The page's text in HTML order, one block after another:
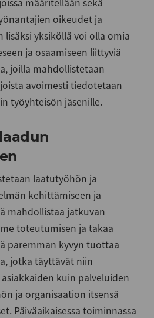
määritellään sekä
oikeudet ja
lisäksi yksiköllä voi olla omia
ja osaamiseen liittyviä
joilla mahdollistetaan
avoimesti tiedotetaan
työyhteisön jäsenille.
laatutyöhön ja
kehittämiseen ja
mahdollistaa jatkuvan
toteutumisen ja takaa
paremman kyvyn tuottaa
jotka täyttävät niin
kuin palveluiden
ja organisaation itsensä
Päiväaikaisessa toiminnassa